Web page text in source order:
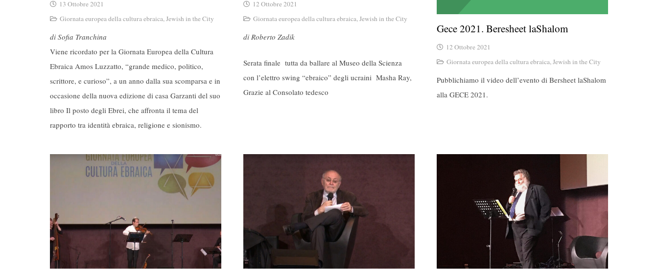
13 Ottobre 2021
Giornata europea della cultura ebraica,Jewish in the City
di Sofia Tranchina
Viene ricordato per la Giornata Europea della Cultura
Ebraica Amos Luzzatto, “grande medico, politico,
scrittore, e curioso”, a un anno dalla sua scomparsa e in
occasione della nuova edizione di casa Garzanti del suo
libro Il posto degli Ebrei, che affronta il tema del
rapporto tra identità ebraica, religione e sionismo.
12 Ottobre 2021
Giornata europea della cultura ebraica,Jewish in the City
di Roberto Zadik
Serata finale tutta da ballare al Museo della Scienza
con l’elettro swing “ebraico” degli ucraini Masha Ray,
Grazie al Consolato tedesco
Gece 2021. Beresheet laShalom
12 Ottobre 2021
Giornata europea della cultura ebraica,Jewish in the City
Pubblichiamo il video dell’evento di Bersheet laShalom
alla GECE 2021.